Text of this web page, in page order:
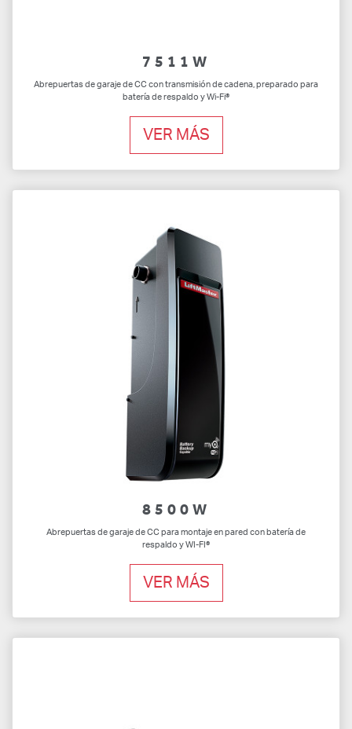
7511W
Abrepuertas de garaje de CC con transmisión de cadena, preparado para
batería de respaldo y Wi-Fi®
VER MÁS
8500W
Abrepuertas de garaje de CC para montaje en pared con batería de
respaldo y WI-FI®
VER MÁS